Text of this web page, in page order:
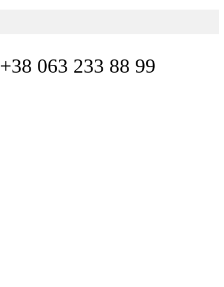
+38 063 233 88 99